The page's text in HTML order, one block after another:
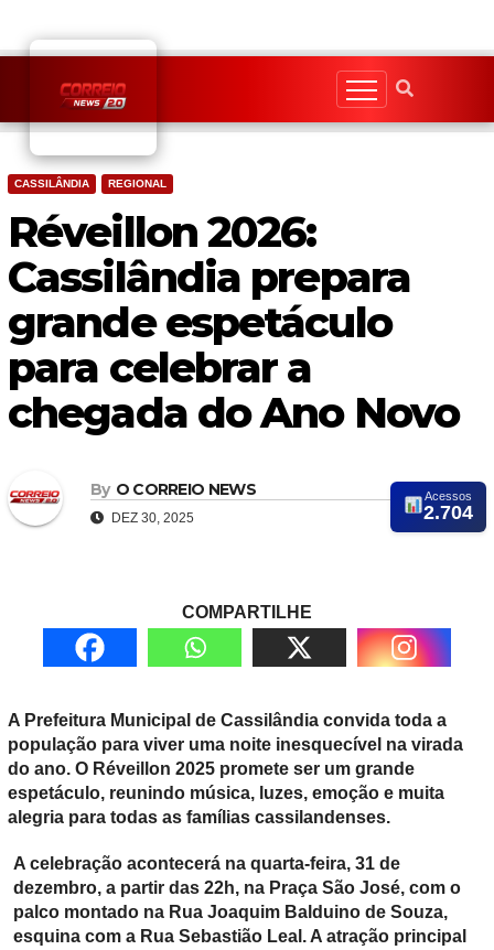
content
CASSILÂNDIA REGIONAL
Réveillon 2026:
Cassilândia prepara
grande espetáculo
para celebrar a
chegada do Ano Novo
By O CORREIO NEWS
DEZ 30, 2025
Acessos
2.704
COMPARTILHE
A Prefeitura Municipal de Cassilândia convida toda a
população para viver uma noite inesquecível na virada
do ano. O Réveillon 2025 promete ser um grande
espetáculo, reunindo música, luzes, emoção e muita
alegria para todas as famílias cassilandenses.
A celebração acontecerá na quarta-feira, 31 de
dezembro, a partir das 22h, na Praça São José, com o
palco montado na Rua Joaquim Balduino de Souza,
esquina com a Rua Sebastião Leal. A atração principal